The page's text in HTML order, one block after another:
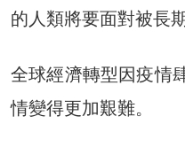
的人類將要面對被長
全球經濟轉型因疫情
情變得更加艱難。